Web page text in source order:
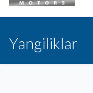
Yangiliklar